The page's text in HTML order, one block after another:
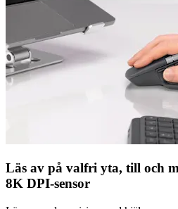
Läs av på valfri yta, till och
8K DPI-sensor